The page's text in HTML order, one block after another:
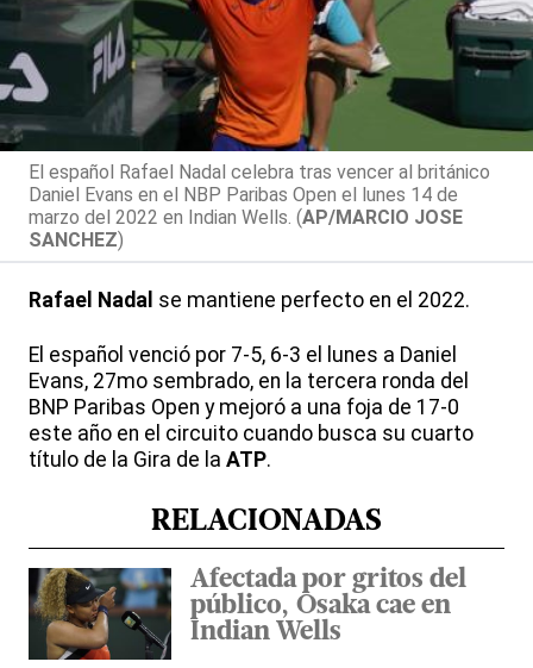
El español Rafael Nadal celebra tras vencer al británico
Daniel Evans en el NBP Paribas Open el lunes 14 de
marzo del 2022 en Indian Wells. (AP/MARCIO JOSE
SANCHEZ)
Rafael Nadal se mantiene perfecto en el 2022.
El español venció por 7-5, 6-3 el lunes a Daniel
Evans, 27mo sembrado, en la tercera ronda del
BNP Paribas Open y mejoró a una foja de 17-0
este año en el circuito cuando busca su cuarto
título de la Gira de la ATP.
RELACIONADAS
Afectada por gritos del
público, Osaka cae en
Indian Wells